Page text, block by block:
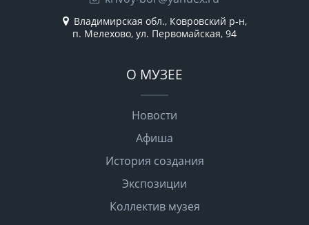
Владимирская обл., Ковровский р-н,
п. Мелехово, ул. Первомайская, 94
О МУЗЕЕ
Новости
Афиша
История создания
Экспозиции
Коллектив музея